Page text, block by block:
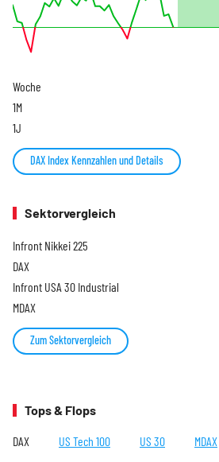
Woche
1M
1J
DAX Index Kennzahlen und Details
Sektorvergleich
Infront Nikkei 225
DAX
Infront USA 30 Industrial
MDAX
Zum Sektorvergleich
Tops & Flops
DAX US Tech 100 US 30 MDAX